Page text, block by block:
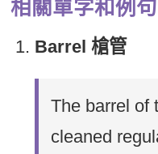
相關單字和例句
Barrel 槍管
The barrel of
cleaned